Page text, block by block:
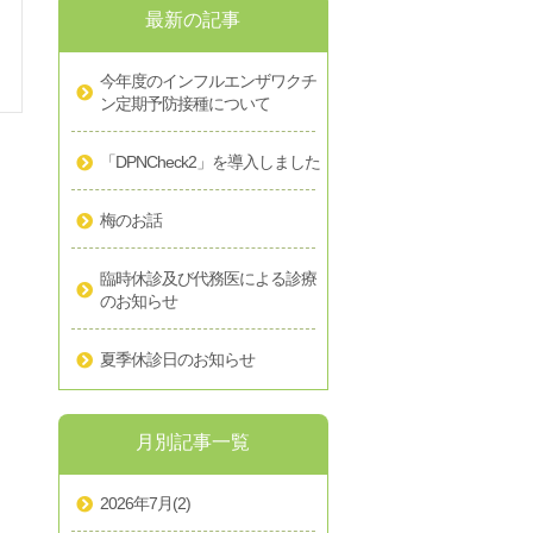
最新の記事
今年度のインフルエンザワクチ
ン定期予防接種について
「DPNCheck2」を導入しました
梅のお話
臨時休診及び代務医による診療
のお知らせ
夏季休診日のお知らせ
月別記事一覧
2026年7月(2)